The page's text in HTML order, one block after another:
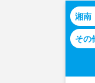
湘南
その